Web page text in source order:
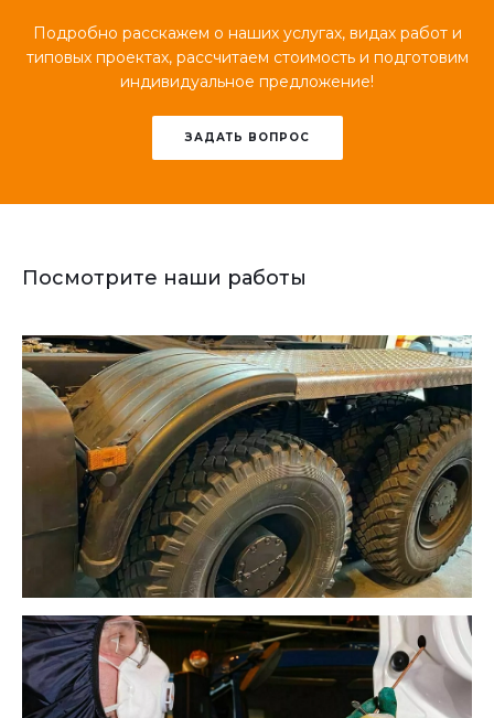
Подробно расскажем о наших услугах, видах работ и
типовых проектах, рассчитаем стоимость и подготовим
индивидуальное предложение!
ЗАДАТЬ ВОПРОС
Посмотрите наши работы